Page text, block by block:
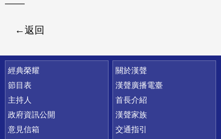
返回
快速連結
經典榮耀
節目表
主持人
政府資訊公開
意見信箱
關於漢聲
漢聲廣播電臺
首長介紹
漢聲家族
交通指引